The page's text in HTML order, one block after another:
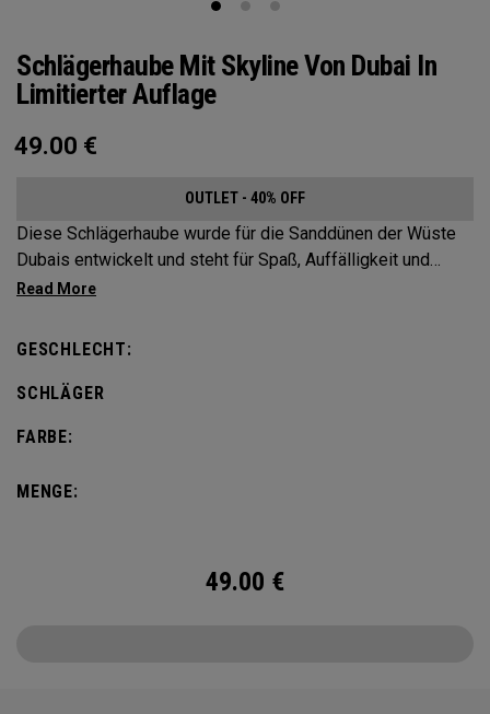
Schlägerhaube Mit Skyline Von Dubai In
Limitierter Auflage
49.00 €
OUTLET - 40% OFF
Diese Schlägerhaube wurde für die Sanddünen der Wüste
Dubais entwickelt und steht für Spaß, Auffälligkeit und
Glanz!
GESCHLECHT:
SCHLÄGER
FARBE:
MENGE:
49.00 €